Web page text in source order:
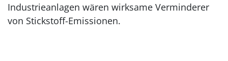
Industrieanlagen wären wirksame Verminderer
von Stickstoff-Emissionen.